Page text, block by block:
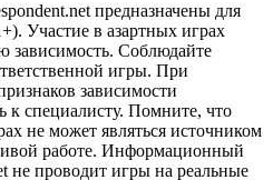
предназначены для
Участие в азартных играх
зависимость. Соблюдайте
игры. При
зависимости
к специалисту. Помните, что
не может являться источником
работе. Информационный
не проводит игры на реальные